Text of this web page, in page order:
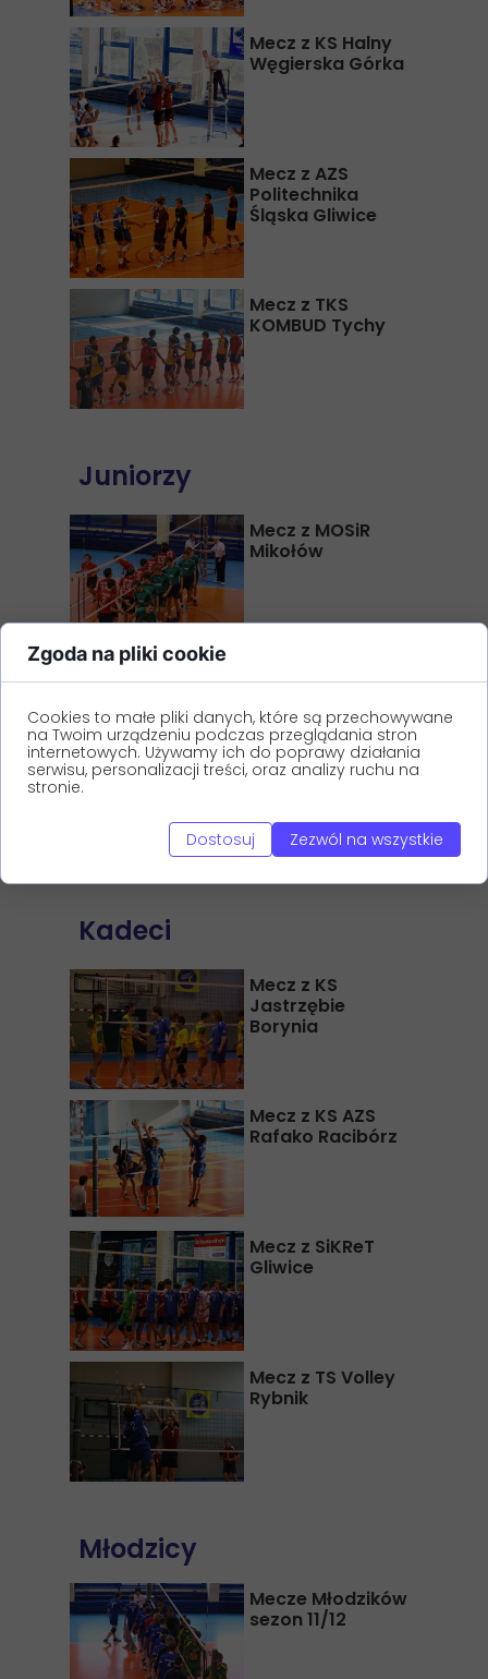
Mecz z KS Halny
Węgierska Górka
Mecz z AZS
Politechnika
Śląska Gliwice
Mecz z TKS
KOMBUD Tychy
Mecz z MOSiR
Mikołów
Mecz z MKS
Juniorzy
Mecz z KS
Jastrzębie
Borynia
Mecz z KS AZS
Rafako Racibórz
Mecz z SiKReT
Gliwice
Mecz z TS Volley
Rybnik
Kadeci
Mecze Młodzików
sezon 11/12
Młodzicy
Zgoda na pliki cookie
Cookies to małe pliki danych, które są przechowywane
na Twoim urządzeniu podczas przeglądania stron
internetowych. Używamy ich do poprawy działania
serwisu, personalizacji treści, oraz analizy ruchu na
stronie.
Dostosuj Zezwól na wszystkie